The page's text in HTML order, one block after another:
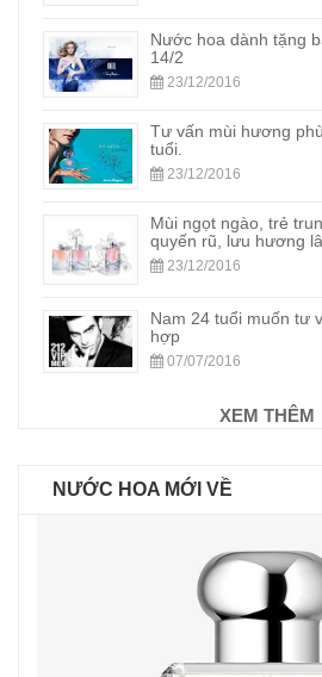
Nước hoa dành tặng
14/2
23/12/2016
Tư vấn mùi hương
tuổi.
23/12/2016
Mùi ngọt ngào, trẻ
quyến rũ, lưu hương
23/12/2016
Nam 24 tuổi muốn tư
hợp
07/07/2016
XEM THÊM
NƯỚC HOA MỚI VỀ